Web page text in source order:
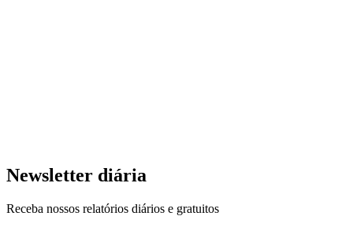
Newsletter diária
Receba nossos relatórios diários e gratuitos